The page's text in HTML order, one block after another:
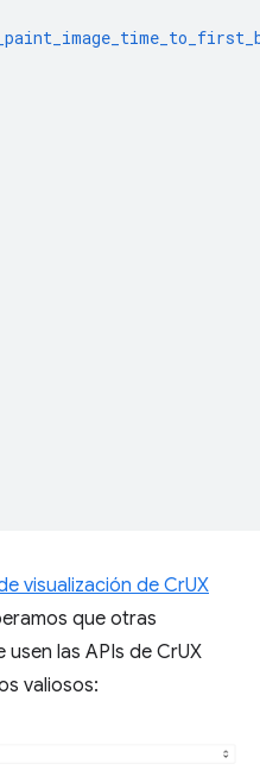
visualización de CrUX
que otras
las APIs de CrUX
valiosos: